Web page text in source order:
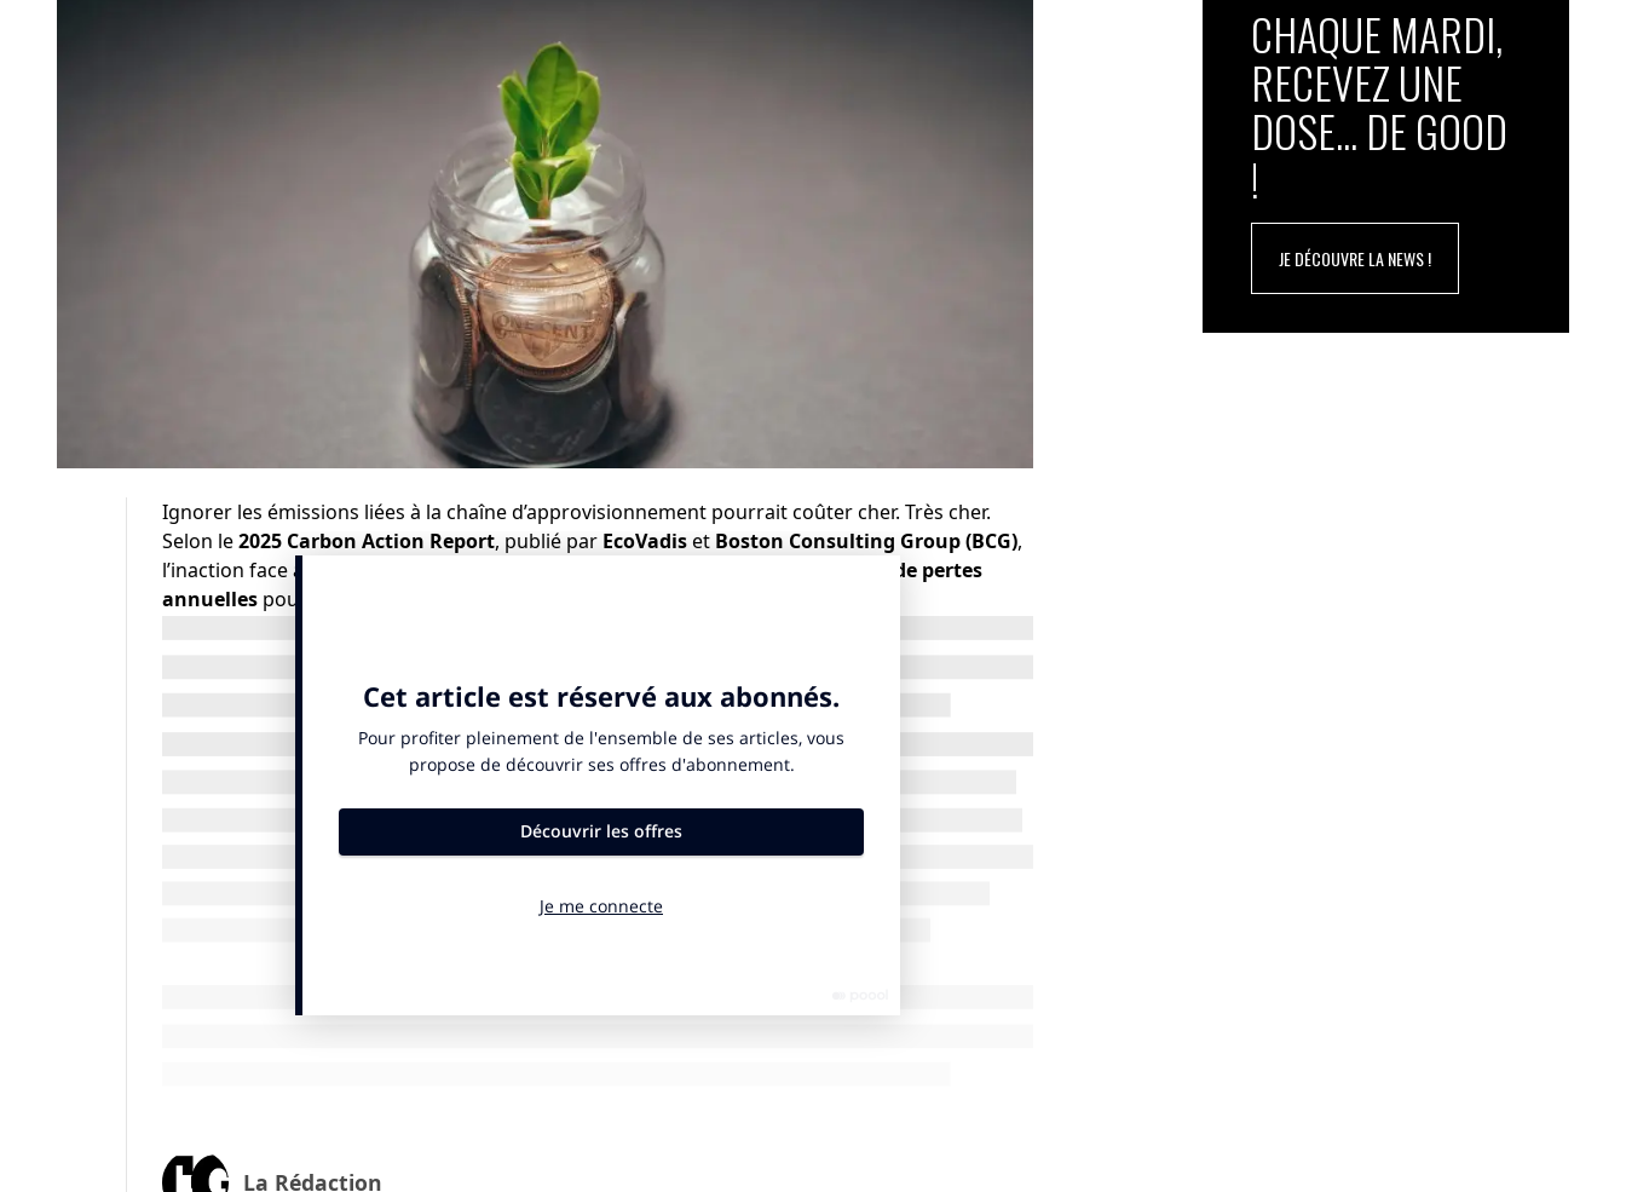
Ignorer les émissions liées à la chaîne d’approvisionnement pourrait coûter cher. Très cher.
Selon le2025 Carbon Action Report, publié par EcoVadiset Boston Consulting Group (BCG),
l’inaction face au Scope 3 pourrait représenter
plus de 500 milliards de dollars de pertes
annuellespour les entreprises à l’échelle mondiale dès 2030.
En moyenne, les émissions de Scope 3 sont21 fois supérieures à celles des Scopes 1 et 2
. Pourtant, seules24 % des entreprisesles déclarent, et à peine8 % fixent des
. En France, elles sont un peu plus nombreuses à s’y atteler (33 % les
Les risques financiers qui découlent de l’inaction climatique sont évidents, mais les
opportunités le sont tout autant», soulignePierre-François Thaler, cofondateur et co-PDG
d’EcoVadis. « En s’attaquant aux émissions de Scope 3, les entreprises peuvent protéger leur
rentabilité tout en construisant une chaîne d’approvisionnement plus résiliente. Le moment
La Rédaction
CHAQUE MARDI,
RECEVEZ UNE
DOSE... DE GOOD
!
JE DÉCOUVRE LA NEWS !